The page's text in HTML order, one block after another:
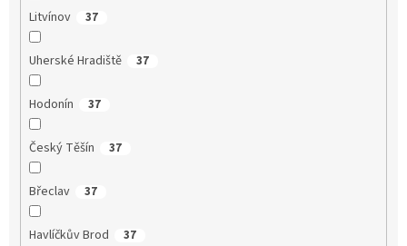
Litvínov 37
Uherské Hradiště 37
Hodonín 37
Český Těšín 37
Břeclav 37
Havlíčkův Brod 37